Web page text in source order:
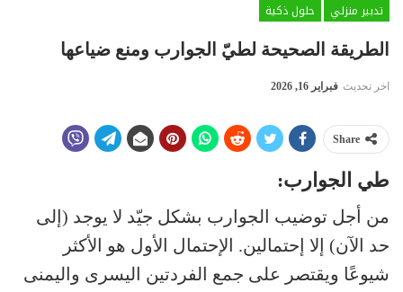
تدبير منزلي
حلول ذكية
الطريقة الصحيحة لطيّ الجوارب ومنع ضياعها
اخر تحديث فبراير 16, 2026
Share
طي الجوارب:
من أجل توضيب الجوارب بشكل جيّد لا يوجد (إلى
حد الآن) إلا إحتمالين. الإحتمال الأول هو الأكثر
شيوعًا ويقتصر على جمع الفردتين اليسرى واليمنى